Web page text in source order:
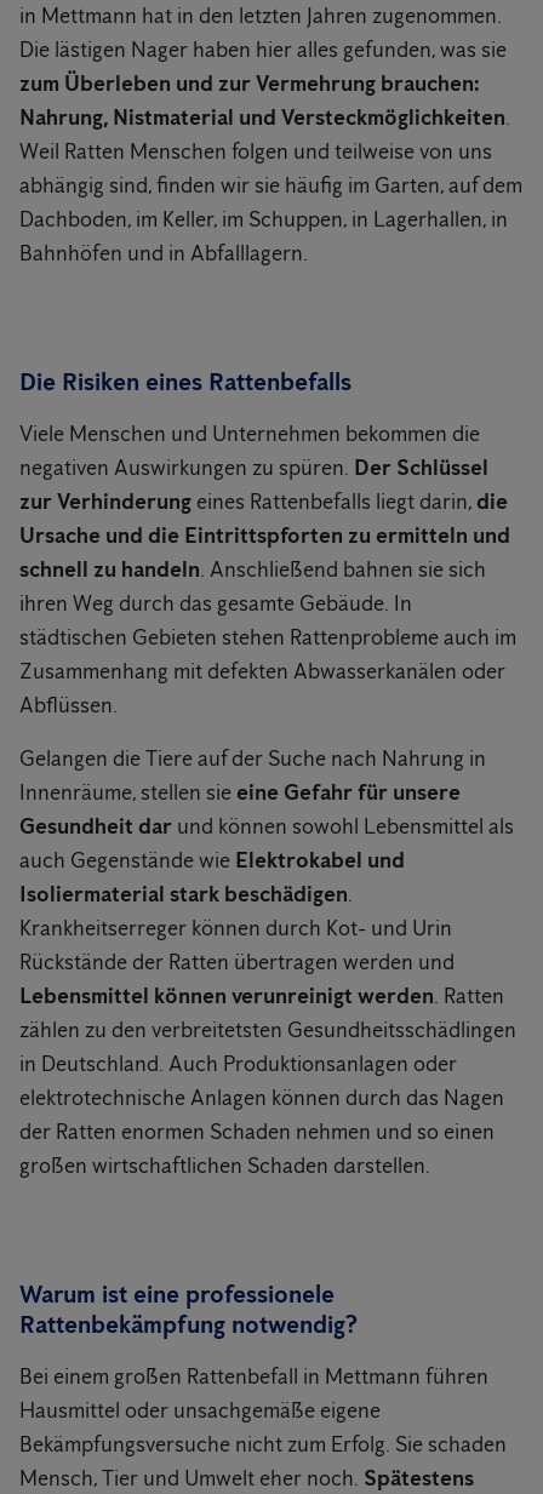
in Mettmann hat in den letzten Jahren zugenommen.
Die lästigen Nager haben hier alles gefunden, was sie
zum Überleben und zur Vermehrung brauchen:
Nahrung, Nistmaterial und Versteckmöglichkeiten.
Weil Ratten Menschen folgen und teilweise von uns
abhängig sind, finden wir sie häufig im Garten, auf dem
Dachboden, im Keller, im Schuppen, in Lagerhallen, in
Bahnhöfen und in Abfalllagern.
Die Risiken eines Rattenbefalls
Viele Menschen und Unternehmen bekommen die
negativen Auswirkungen zu spüren. Der Schlüssel
zur Verhinderung eines Rattenbefalls liegt darin, die
Ursache und die Eintrittspforten zu ermitteln und
schnell zu handeln. Anschließend bahnen sie sich
ihren Weg durch das gesamte Gebäude. In
städtischen Gebieten stehen Rattenprobleme auch im
Zusammenhang mit defekten Abwasserkanälen oder
Abflüssen.
Gelangen die Tiere auf der Suche nach Nahrung in
Innenräume, stellen sie eine Gefahr für unsere
Gesundheit dar und können sowohl Lebensmittel als
auch Gegenstände wie Elektrokabel und
Isoliermaterial stark beschädigen.
Krankheitserreger können durch Kot- und Urin
Rückstände der Ratten übertragen werden und
Lebensmittel können verunreinigt werden. Ratten
zählen zu den verbreitetsten Gesundheitsschädlingen
in Deutschland. Auch Produktionsanlagen oder
elektrotechnische Anlagen können durch das Nagen
der Ratten enormen Schaden nehmen und so einen
großen wirtschaftlichen Schaden darstellen.
Warum ist eine professionele
Rattenbekämpfung notwendig?
Bei einem großen Rattenbefall in Mettmann führen
Hausmittel oder unsachgemäße eigene
Bekämpfungsversuche nicht zum Erfolg. Sie schaden
Mensch, Tier und Umwelt eher noch. Spätestens